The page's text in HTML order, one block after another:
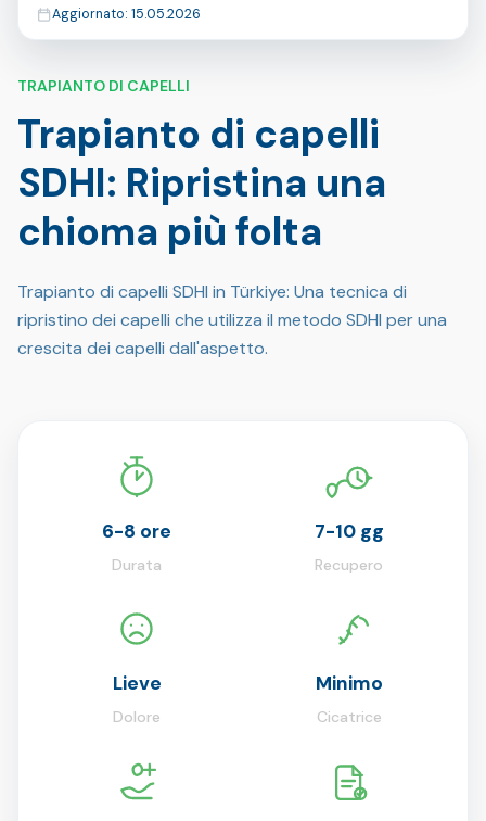
TRAPIANTO DI CAPELLI
Trapianto di capelli
SDHI: Ripristina una
chioma più folta
Trapianto di capelli SDHI in Türkiye: Una tecnica di
ripristino dei capelli che utilizza il metodo SDHI per una
crescita dei capelli dall'aspetto.
Ultimo aggiornamento
Aggiornato: 15.05.2026
6-8 ore
Durata
7-10 gg
Recupero
Lieve
Dolore
Minimo
Cicatrice